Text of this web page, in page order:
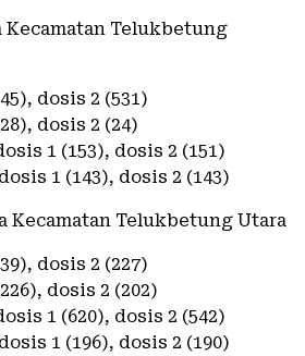
Kecamatan Telukbetung
dosis 2 (531)
dosis 2 (24)
1 (153), dosis 2 (151)
1 (143), dosis 2 (143)
Kecamatan Telukbetung Utara
dosis 2 (227)
dosis 2 (202)
1 (620), dosis 2 (542)
1 (196), dosis 2 (190)